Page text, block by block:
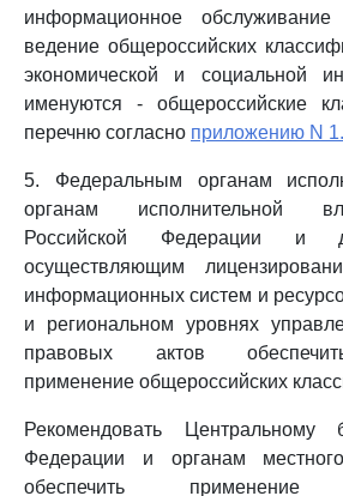
информационное
ведение общероссийских
экономической и социальной
именуются - общероссийские
перечню согласно приложению N 1.
5. Федеральным органам
органам исполнительной
Российской Федерации и
осуществляющим
информационных систем и
и региональном уровнях
правовых актов
применение общероссийских
Рекомендовать Центральному
Федерации и органам
обеспечить применение